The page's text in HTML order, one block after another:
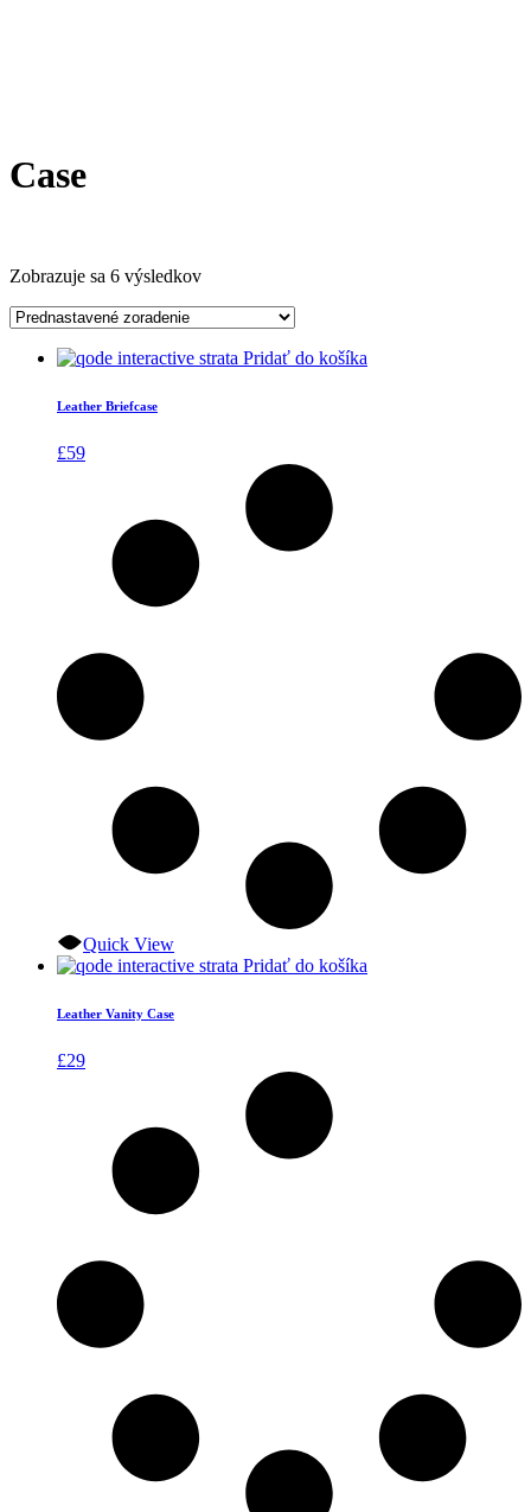
Case
Zobrazuje sa 6 výsledkov
Pridať do košíka
Leather Briefcase
£59
Quick View
Pridať do košíka
Leather Vanity Case
£29